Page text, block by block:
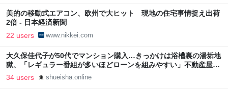
美的の移動式エアコン、欧州で大ヒット 現地の住宅事情捉え出荷
2倍 - 日本経済新聞
22 users www.nikkei.com
大久保佳代子が50代でマンション購入…きっかけは浴槽裏の湯垢地
獄、「レギュラー番組が多いほどローンを組みやすい」不動産屋に
言われた“芸能人ならではの事情” | 集英社オンライン
34 users shueisha.online